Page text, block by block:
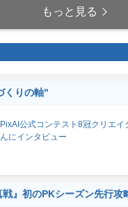
もっと見る
くりの軸"
PixAI公式コンテスト8冠クリエイ
んにインタビュー
戦』初のPKシーズン先行攻